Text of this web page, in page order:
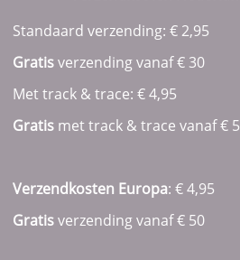
Standaard verzending: € 2,95
Gratisverzending vanaf € 30
Met track & trace: € 4,95
Gratis met track & trace vanaf€
Verzendkosten Europa: € 4,95
Gratisverzending vanaf € 50